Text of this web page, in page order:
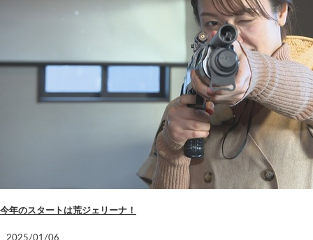
今年のスタートは荒ジェリーナ！